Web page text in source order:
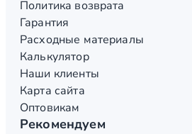
Политика возврата
Гарантия
Расходные материалы
Калькулятор
Наши клиенты
Карта сайта
Оптовикам
Рекомендуем